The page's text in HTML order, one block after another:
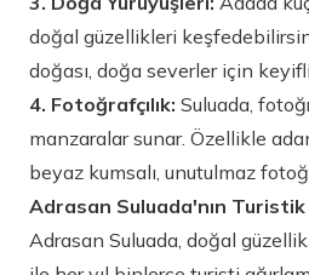
doğal güzellikleri
doğası, doğa severler için
4. Fotoğrafçılık: Suluada,
manzaralar sunar. Özellikle
beyaz kumsalı, unutulmaz
Adrasan Suluada'nın Turistik
Adrasan Suluada, doğal